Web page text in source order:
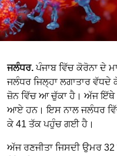
ਜਲੰਧਰ.ਪੰਜਾਬ ਵਿੱਚ ਕੋਰੋਨਾ ਦੇ
ਜਲੰਧਰ ਜਿਲ੍ਹਾ ਲਗਾਤਾਰ ਵੱਧਦੇ
ਜ਼ੋਨ ਵਿੱਚ ਆ ਚੁੱਕਾ ਹੈ। ਅੱਜ ਇੱਥੇ
ਆਏ ਹਨ। ਇਸ ਨਾਲ ਜਲੰਧਰ
ਕੇ 41 ਤੱਕ ਪਹੁੰਚ ਗਈ ਹੈ।
ਅੱਜ ਰਣਜੀਤਾ ਜਿਸਦੀ ਉਮਰ